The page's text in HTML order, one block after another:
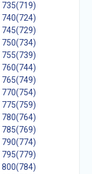
735(719)
740(724)
745(729)
750(734)
755(739)
760(744)
765(749)
770(754)
775(759)
780(764)
785(769)
790(774)
795(779)
800(784)